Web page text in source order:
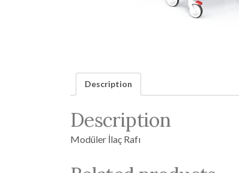
Description
Description
Modüler İlaç Rafı